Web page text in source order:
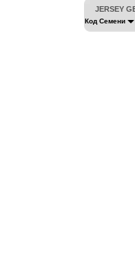
JERSEY
Код Семени